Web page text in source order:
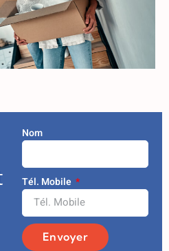
Nom
Tél. Mobile
Envoyer